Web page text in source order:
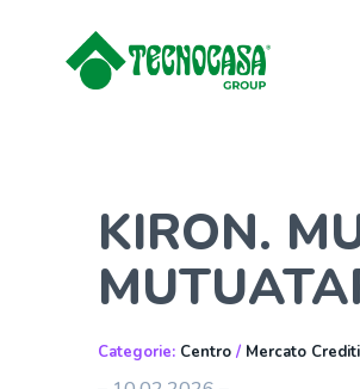
KIRON.
Categorie: Centro / Mercato